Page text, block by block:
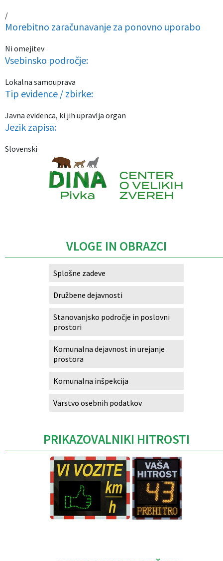
/
Morebitno zaračunavanje za ponovno uporabo
Ni omejitev
Vsebinsko področje:
Lokalna samouprava
Tip evidence / zbirke:
Javna evidenca, ki jih upravlja organ
Jezik zapisa:
Slovenski
VLOGE IN OBRAZCI
Splošne zadeve
Družbene dejavnosti
Stanovanjsko področje in poslovni
prostori
Komunalna dejavnost in urejanje
prostora
Komunalna inšpekcija
Varstvo osebnih podatkov
PRIKAZOVALNIKI HITROSTI